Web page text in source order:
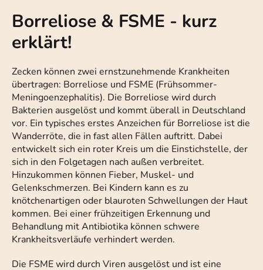
Borreliose & FSME - kurz
erklärt!
Zecken können zwei ernstzunehmende Krankheiten
übertragen: Borreliose und FSME (Frühsommer-
Meningoenzephalitis). Die Borreliose wird durch
Bakterien ausgelöst und kommt überall in Deutschland
vor. Ein typisches erstes Anzeichen für Borreliose ist die
Wanderröte, die in fast allen Fällen auftritt. Dabei
entwickelt sich ein roter Kreis um die Einstichstelle, der
sich in den Folgetagen nach außen verbreitet.
Hinzukommen können Fieber, Muskel- und
Gelenkschmerzen. Bei Kindern kann es zu
knötchenartigen oder blauroten Schwellungen der Haut
kommen. Bei einer frühzeitigen Erkennung und
Behandlung mit Antibiotika können schwere
Krankheitsverläufe verhindert werden.
Die FSME wird durch Viren ausgelöst und ist eine